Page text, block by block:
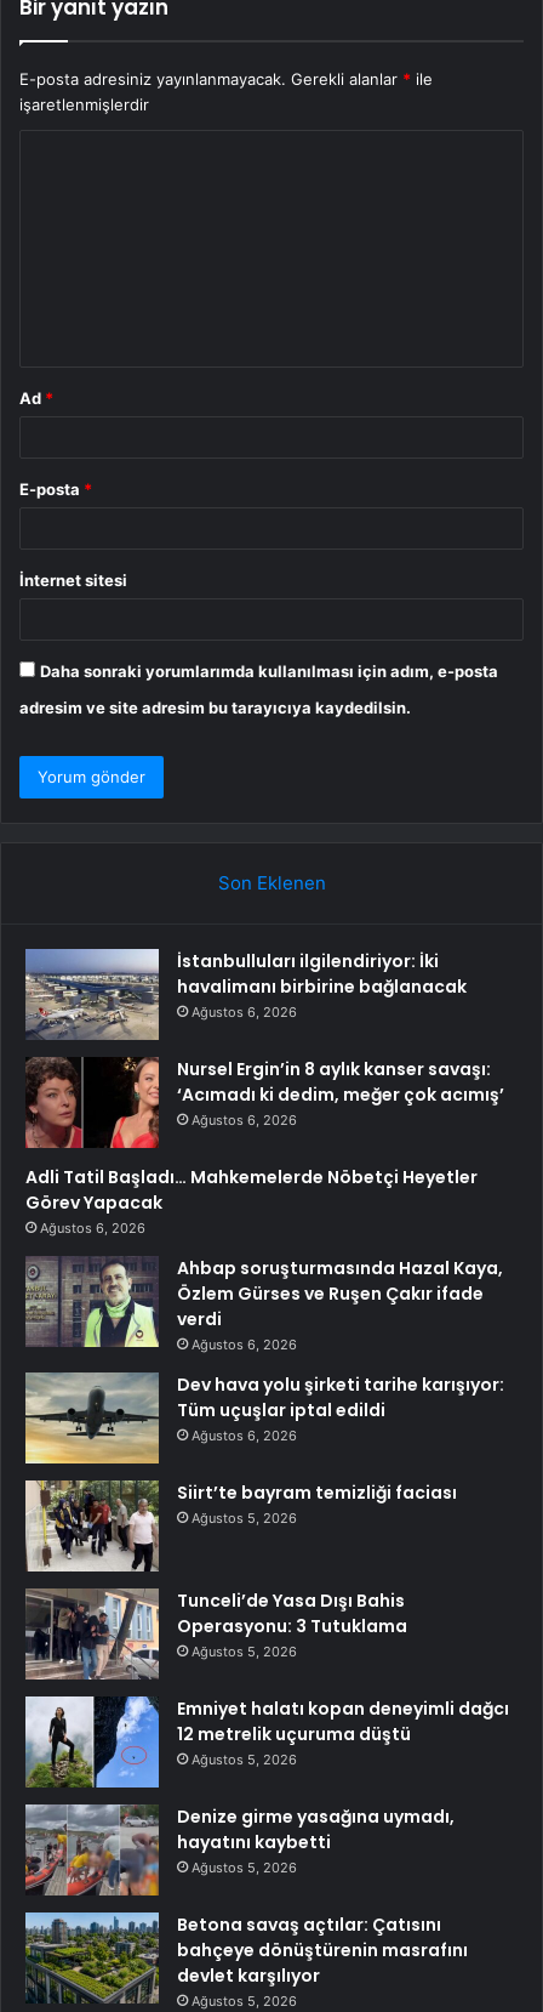
Bir yanıt yazın
E-posta adresiniz yayınlanmayacak. Gerekli alanlar * ile
işaretlenmişlerdir
Ad *
E-posta *
İnternet sitesi
Daha sonraki yorumlarımda kullanılması için adım, e-posta
adresim ve site adresim bu tarayıcıya kaydedilsin.
Son Eklenen
İstanbulluları ilgilendiriyor: İki
havalimanı birbirine bağlanacak
Ağustos 6, 2026
Nursel Ergin’in 8 aylık kanser savaşı:
‘Acımadı ki dedim, meğer çok acımış’
Ağustos 6, 2026
Adli Tatil Başladı… Mahkemelerde Nöbetçi Heyetler
Görev Yapacak
Ağustos 6, 2026
Ahbap soruşturmasında Hazal Kaya,
Özlem Gürses ve Ruşen Çakır ifade
verdi
Ağustos 6, 2026
Dev hava yolu şirketi tarihe karışıyor:
Tüm uçuşlar iptal edildi
Ağustos 6, 2026
Siirt’te bayram temizliği faciası
Ağustos 5, 2026
Tunceli’de Yasa Dışı Bahis
Operasyonu: 3 Tutuklama
Ağustos 5, 2026
Emniyet halatı kopan deneyimli dağcı
12 metrelik uçuruma düştü
Ağustos 5, 2026
Denize girme yasağına uymadı,
hayatını kaybetti
Ağustos 5, 2026
Betona savaş açtılar: Çatısını
bahçeye dönüştürenin masrafını
devlet karşılıyor
Ağustos 5, 2026